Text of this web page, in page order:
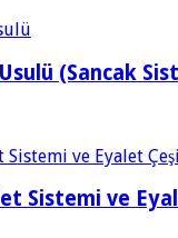
(Sancak
Sistemi ve